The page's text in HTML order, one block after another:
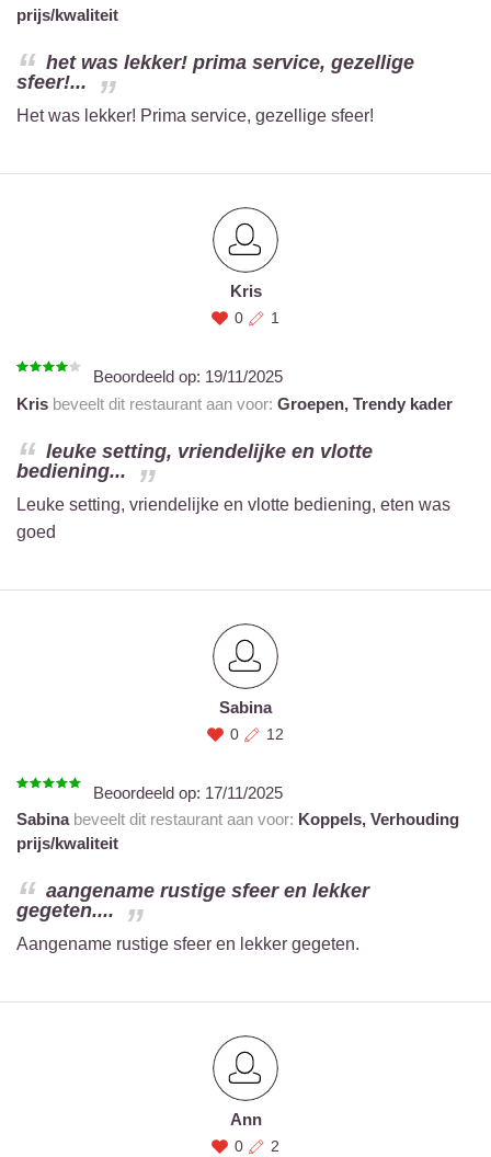
prijs/kwaliteit
het was lekker! prima service, gezellige
sfeer!...
Het was lekker! Prima service, gezellige sfeer!
Kris
0 1
Beoordeeld op: 19/11/2025
Kris beveelt dit restaurant aan voor: Groepen, Trendy kader
leuke setting, vriendelijke en vlotte
bediening...
Leuke setting, vriendelijke en vlotte bediening, eten was
goed
Sabina
0 12
Beoordeeld op: 17/11/2025
Sabinabeveelt dit restaurant aan voor: Koppels, Verhouding
prijs/kwaliteit
aangename rustige sfeer en lekker
gegeten....
Aangename rustige sfeer en lekker gegeten.
Ann
0 2